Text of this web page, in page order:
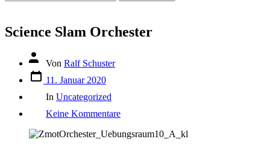
Science Slam Orchester
Beitragsautor
Von Ralf Schuster
Veröffentlichungsdatum
11. Januar 2020
In Uncategorized
Keine KommentareScience
Orchester